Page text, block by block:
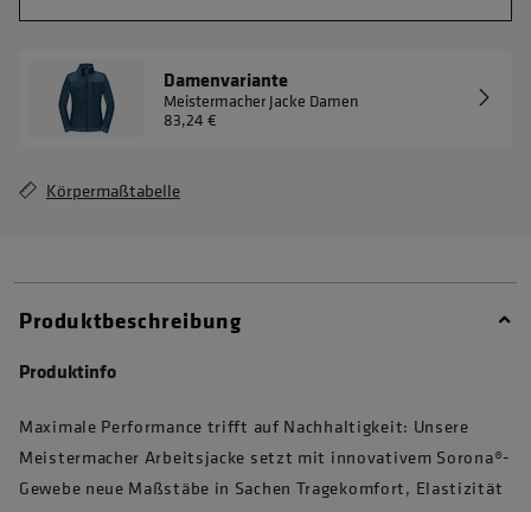
Damenvariante
Meistermacher Jacke Damen
83,24 €
Körpermaßtabelle
Produktbeschreibung
Produktinfo
Maximale Performance trifft auf Nachhaltigkeit: Unsere
Meistermacher Arbeitsjacke setzt mit innovativem Sorona®-
Gewebe neue Maßstäbe in Sachen Tragekomfort, Elastizität